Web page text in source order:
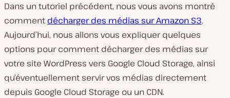
Dans un tutoriel précédent, nous vous avons montré
comment décharger des médias sur Amazon S3.
Aujourd’hui, nous allons vous expliquer quelques
options pour comment décharger des médias sur
votre site WordPress vers Google Cloud Storage, ainsi
qu’éventuellement servir vos médias directement
depuis Google Cloud Storage ou un CDN.